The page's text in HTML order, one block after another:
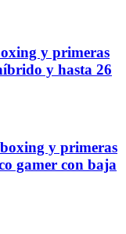
y primeras
y hasta 26
y primeras
gamer con baja